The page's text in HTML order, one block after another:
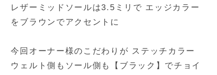
レザーミッドソールは3.5ミリで エッジカラー
をブラウンでアクセントに
今回オーナー様のこだわりが ステッチカラー
ウェルト側もソール側も【ブラック】でチョイ